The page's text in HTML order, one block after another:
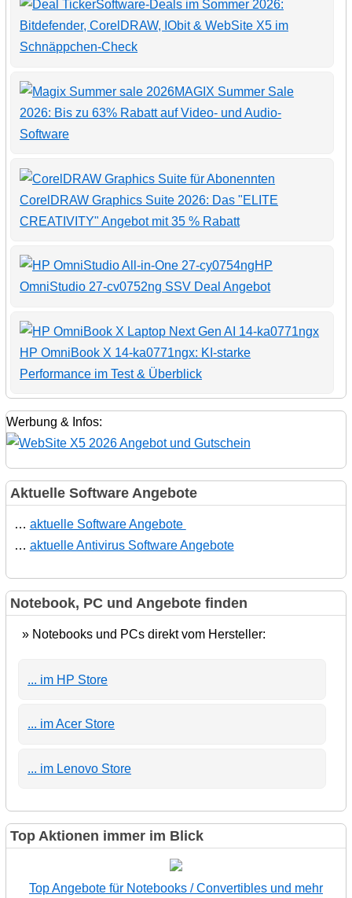
Software-Deals im Sommer 2026:
Bitdefender, CorelDRAW, IObit & WebSite X5 im
Schnäppchen-Check
MAGIX Summer Sale
2026: Bis zu 63% Rabatt auf Video- und Audio-
Software
CorelDRAW Graphics Suite 2026: Das "ELITE
CREATIVITY" Angebot mit 35 % Rabatt
HP
OmniStudio 27-cv0752ng SSV Deal Angebot
HP OmniBook X 14-ka0771ngx: KI-starke
Performance im Test & Überblick
Werbung & Infos:
Aktuelle Software Angebote
… aktuelle Software Angebote
… aktuelle Antivirus Software Angebote
Notebook, PC und Angebote finden
» Notebooks und PCs direkt vom Hersteller:
... im HP Store
... im Acer Store
... im Lenovo Store
Top Aktionen immer im Blick
Top Angebote für Notebooks / Convertibles und mehr